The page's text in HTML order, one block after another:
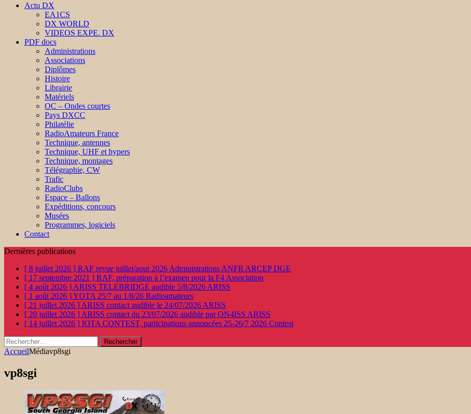
Actu DX
EA1CS
DX WORLD
VIDEOS EXPE. DX
PDF docs
Administrations
Associations
Diplômes
Histoire
Librairie
Matériels
OC – Ondes courtes
Pays DXCC
Philatélie
RadioAmateurs France
Technique, antennes
Technique, UHF et hypers
Technique, montages
Télégraphie, CW
Trafic
RadioClubs
Espace – Ballons
Expéditions, concours
Musées
Programmes, logiciels
Contact
Dernières publications
[ 8 juillet 2026 ] RAF revue juillet/aout 2026 Administrations ANFR ARCEP DGE
[ 17 septembre 2021 ] RAF, préparation à l’examen pour la F4 Association
[ 4 août 2026 ] ARISS TELEBRIDGE audible 5/8/2026 ARISS
[ 1 août 2026 ]YOTA 25/7 au 1/8/26 Radioamateurs
[ 21 juillet 2026 ] ARISS contact audible le 24/07/2026 ARISS
[ 20 juillet 2026 ] ARISS contact du 23/07/2026 audible par ON4ISS ARISS
[ 14 juillet 2026 ] IOTA CONTEST, participations annoncées 25-26/7 2026 Contest
Rechercher :
AccueilMédiavp8sgi
vp8sgi